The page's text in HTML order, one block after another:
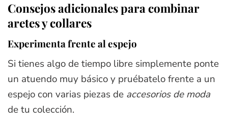
Consejos adicionales para combinar
aretes y collares
Experimenta frente al espejo
Si tienes algo de tiempo libre simplemente ponte
un atuendo muy básico y pruébatelo frente a un
espejo con varias piezas de accesorios de moda
de tu colección.